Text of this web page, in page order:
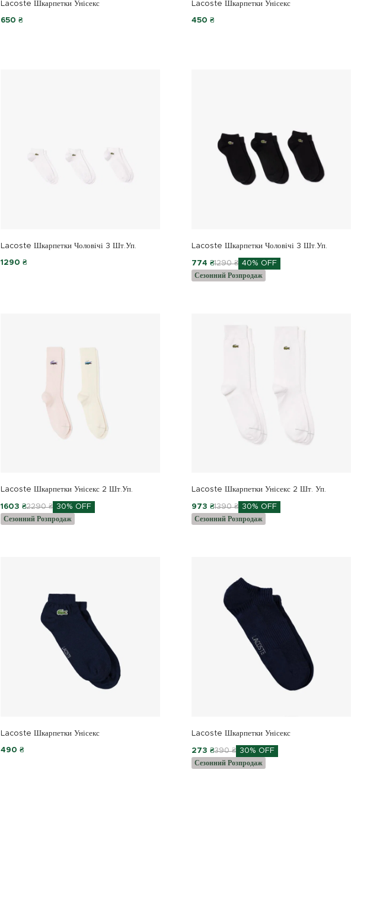
Lacoste Шкарпетки Унісекс
650 ₴
Lacoste Шкарпетки Унісекс
450 ₴
Lacoste Шкарпетки Чоловічі 3 Шт.уп.
1290 ₴
Lacoste Шкарпетки Чоловічі 3 Шт.уп.
774 ₴1290 ₴ 40% OFF
Сезонний Розпродаж
Lacoste Шкарпетки Унісекс 2 Шт.уп.
1603 ₴2290 ₴ 30% OFF
Сезонний Розпродаж
Lacoste Шкарпетки Унісекс 2 Шт. Уп.
973 ₴1390 ₴ 30% OFF
Сезонний Розпродаж
Lacoste Шкарпетки Унісекс
490 ₴
Lacoste Шкарпетки Унісекс
273 ₴390 ₴ 30% OFF
Сезонний Розпродаж